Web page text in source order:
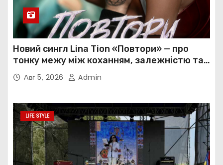
Новий сингл Lina Tion «Повтори» — про
тонку межу між коханням, залежністю та
нав’язливою прив’язаністю
Авг 5, 2026 Admin
LIFE STYLE